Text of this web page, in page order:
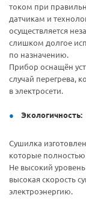
током при
датчикам и
осуществляется
слишком долгое
по назначению.
Прибор оснащён
случай перегрева,
в электросети.
Экологичность:
Сушилка
которые
Не высокий
высокая скорость
электроэнергию.